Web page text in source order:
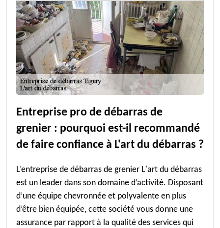
Entreprise pro de débarras de
grenier : pourquoi est-il recommandé
de faire confiance à L'art du débarras ?
L’entreprise de débarras de grenier L'art du débarras
est un leader dans son domaine d’activité. Disposant
d’une équipe chevronnée et polyvalente en plus
d’être bien équipée, cette société vous donne une
assurance par rapport à la qualité des services qui